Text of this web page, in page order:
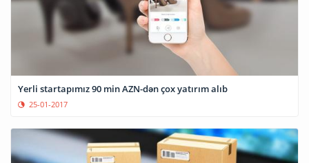
Yerli startapımız 90 min AZN-dən çox yatırım alıb
25-01-2017